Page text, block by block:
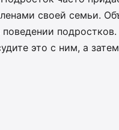
своей семьи.
это с ним, а